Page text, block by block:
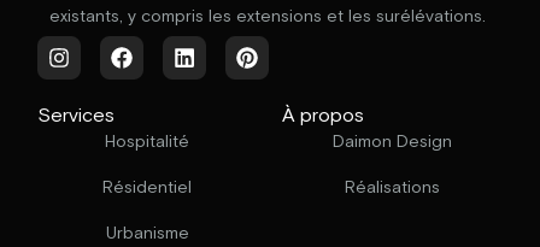
existants, y compris les extensions et les surélévations.
Services
Hospitalité
Résidentiel
Urbanisme
À propos
Daimon Design
Réalisations